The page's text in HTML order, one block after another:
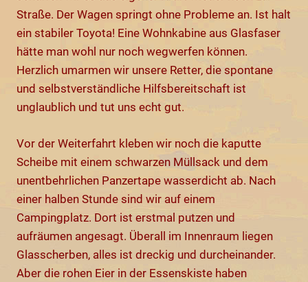
Straße. Der Wagen springt ohne Probleme an. Ist halt
ein stabiler Toyota! Eine Wohnkabine aus Glasfaser
hätte man wohl nur noch wegwerfen können.
Herzlich umarmen wir unsere Retter, die spontane
und selbstverständliche Hilfsbereitschaft ist
unglaublich und tut uns echt gut.
Vor der Weiterfahrt kleben wir noch die kaputte
Scheibe mit einem schwarzen Müllsack und dem
unentbehrlichen Panzertape wasserdicht ab. Nach
einer halben Stunde sind wir auf einem
Campingplatz. Dort ist erstmal putzen und
aufräumen angesagt. Überall im Innenraum liegen
Glasscherben, alles ist dreckig und durcheinander.
Aber die rohen Eier in der Essenskiste haben